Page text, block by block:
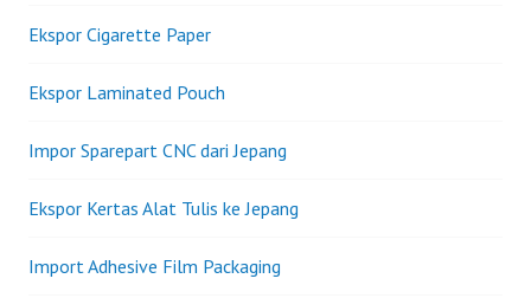
Ekspor Cigarette Paper
Ekspor Laminated Pouch
Impor Sparepart CNC dari Jepang
Ekspor Kertas Alat Tulis ke Jepang
Import Adhesive Film Packaging